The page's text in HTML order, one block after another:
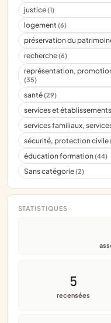
justice(1)
logement(6)
préservation du
recherche(6)
représentation,
(35)
santé(29)
services et
services familiaux,
sécurité, protection civile
éducation formation(44)
Sans catégorie(2)
STATISTIQUES
5
recensées